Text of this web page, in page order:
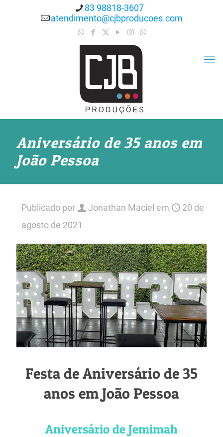
83 98818-3607
atendimento@cjbproducoes.com
Aniversário de 35 anos em
João Pessoa
Publicado por Jonathan Maciel em
20 de
agosto de 2021
Festa de Aniversário de 35
anos em João Pessoa
Aniversário de Jemimah